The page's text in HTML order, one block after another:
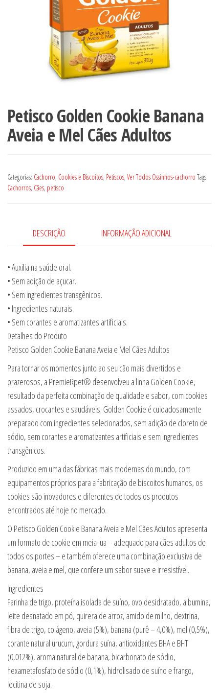
Petisco Golden Cookie Banana
Aveia e Mel Cães Adultos
Categorias: Cachorro, Cookies e Biscoitos, Petiscos, Ver Todos Ossinhos-cachorro Tags:
Cachorros, Cães, petisco
DESCRIÇÃO INFORMAÇÃO ADICIONAL
• Auxilia na saúde oral.
• Sem adição de açucar.
• Sem ingredientes transgênicos.
• Ingredientes naturais.
• Sem corantes e aromatizantes artificiais.
Detalhes do Produto
Petisco Golden Cookie Banana Aveia e Mel Cães Adultos
Para tornar os momentos junto ao seu cão mais divertidos e
prazerosos, a PremieRpet® desenvolveu a linha Golden Cookie,
resultado da perfeita combinação de qualidade e sabor, com cookies
assados, crocantes e saudáveis. Golden Cookie é cuidadosamente
preparado com ingredientes selecionados, sem adição de cloreto de
sódio, sem corantes e aromatizantes artificiais e sem ingredientes
transgênicos.
Produzido em uma das fábricas mais modernas do mundo, com
equipamentos próprios para a fabricação de biscoitos humanos, os
cookies são inovadores e diferentes de todos os produtos
encontrados até hoje no mercado.
O Petisco Golden Cookie Banana Aveia e Mel Cães Adultos apresenta
um formato de cookie em meia lua – adequado para cães adultos de
todos os portes – e também oferece uma combinação exclusiva de
banana, aveia e mel, que confere um sabor suave e irresistível.
Ingredientes
Farinha de trigo, proteína isolada de suíno, ovo desidratado, albumina,
leite desnatado em pó, quirera de arroz, amido de milho, dextrina,
fibra de trigo, colágeno, aveia (5%), banana (purê – 4,0%), mel (0,5%),
corante natural urucum, gordura suína, antioxidantes BHA e BHT
(0,012%), aroma natural de banana, bicarbonato de sódio,
hexametafosfato de sódio (0,1%), hidrolisado de suíno e frango,
lecitina de soja.